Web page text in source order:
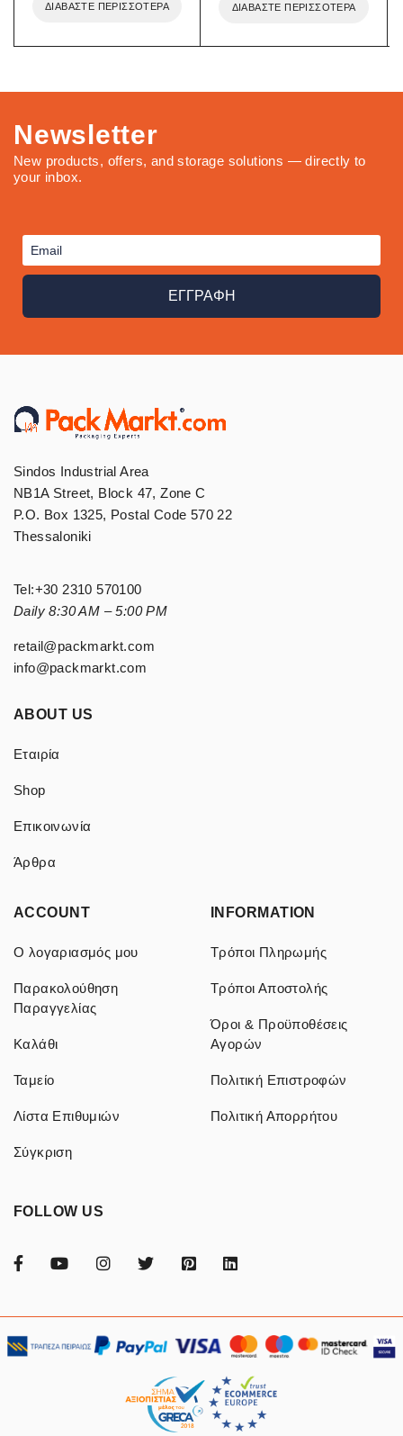
ΔΙΑΒΆΣΤΕ ΠΕΡΙΣΣΌΤΕΡΑ ΔΙΑΒΆΣΤΕ ΠΕΡΙΣΣΌΤΕΡΑ
Newsletter
New products, offers, and storage solutions — directly to
your inbox.
ΕΓΓΡΑΦΗ
Sindos Industrial Area
NB1A Street, Block 47, Zone C
P.O. Box 1325, Postal Code 570 22
Thessaloniki
Tel:+30 2310 570100
Daily 8:30 AM – 5:00 PM
retail@packmarkt.com
info@packmarkt.com
ABOUT US
Εταιρία
Shop
Επικοινωνία
Άρθρα
ACCOUNT
Ο λογαριασμός μου
Παρακολούθηση
Παραγγελίας
Καλάθι
Ταμείο
Λίστα Επιθυμιών
Σύγκριση
INFORMATION
Τρόποι Πληρωμής
Τρόποι Αποστολής
Όροι & Προϋποθέσεις
Αγορών
Πολιτική Επιστροφών
Πολιτική Απορρήτου
FOLLOW US